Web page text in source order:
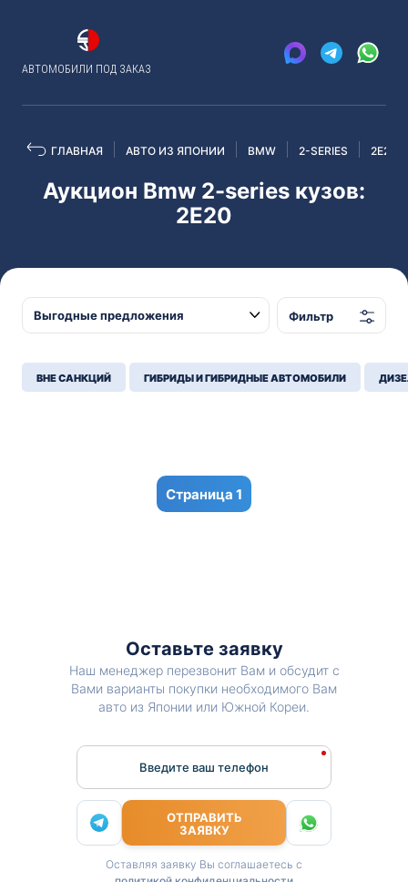
АВТОМОБИЛИ ПОД ЗАКАЗ
ГЛАВНАЯ АВТО ИЗ ЯПОНИИ BMW 2-SERIES 2E20
Аукцион Bmw 2-series кузов:
2E20
Фильтр
ВНЕ САНКЦИЙ ГИБРИДЫ И ГИБРИДНЫЕ АВТОМОБИЛИ
1
Оставьте заявку
Наш менеджер перезвонит Вам и обсудит с
Вами варианты покупки необходимого Вам
авто из Японии или Южной Кореи.
Введите ваш телефон
ОТПРАВИТЬ
ЗАЯВКУ
Оставляя заявку Вы соглашаетесь с